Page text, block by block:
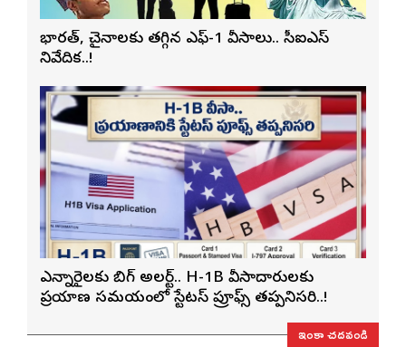
భారత్, చైనాలకు తగ్గిన ఎఫ్-1 వీసాలు.. సీఐఎస్
నివేదిక..!
ఎన్నారైలకు బిగ్ అలర్ట్.. H-1B వీసాదారులకు
ప్రయాణ సమయంలో స్టేటస్ ప్రూఫ్స్ తప్పనిసరి..!
ఇంకా చదవండి